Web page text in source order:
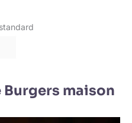
maison